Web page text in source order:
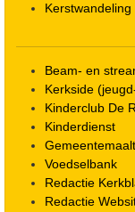
Kerstwandeling
Beam- en
Kerkside
Kinderclub De
Kinderdienst
Voedselbank
Redactie
Redactie